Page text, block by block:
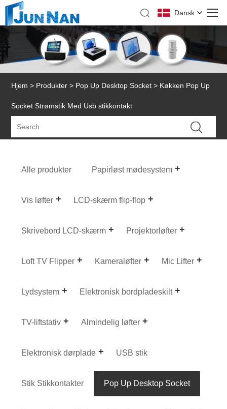
Dansk
Hjem > Produkter > Pop Up Desktop Socket > Køkken Pop Up
Socket Strømstik Med Usb stikkontakt
Alle produkter Papirløst mødesystem
Vis løfter LCD-skærm flip-flop
Skrivebord LCD-skærm Projektorløfter
Loft TV Flipper Kameraløfter Mic Lifter
Lydsystem Elektronisk bordpladeskilt
TV-liftstativ Almindelig løfter
Elektronisk dørplade USB stik
Stik Stikkontakter Pop Up Desktop Socket